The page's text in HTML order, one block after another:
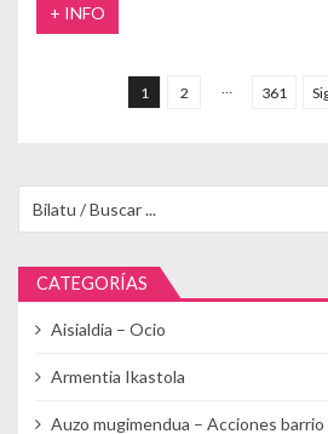
+ INFO
1 2 … 361
CATEGORÍAS
Aisialdia – Ocio
Armentia Ikastola
Auzo mugimendua – Acciones barrio